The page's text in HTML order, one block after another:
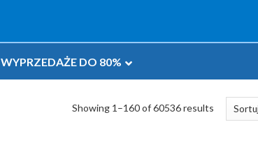
WYPRZEDAŻE DO 80%
Showing 1–160 of 60536 results